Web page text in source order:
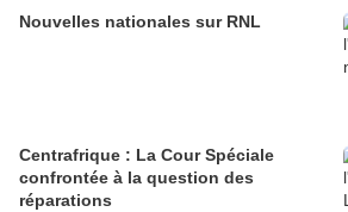
Nouvelles nationales sur RNL
Centrafrique : La Cour Spéciale
confrontée à la question des
réparations